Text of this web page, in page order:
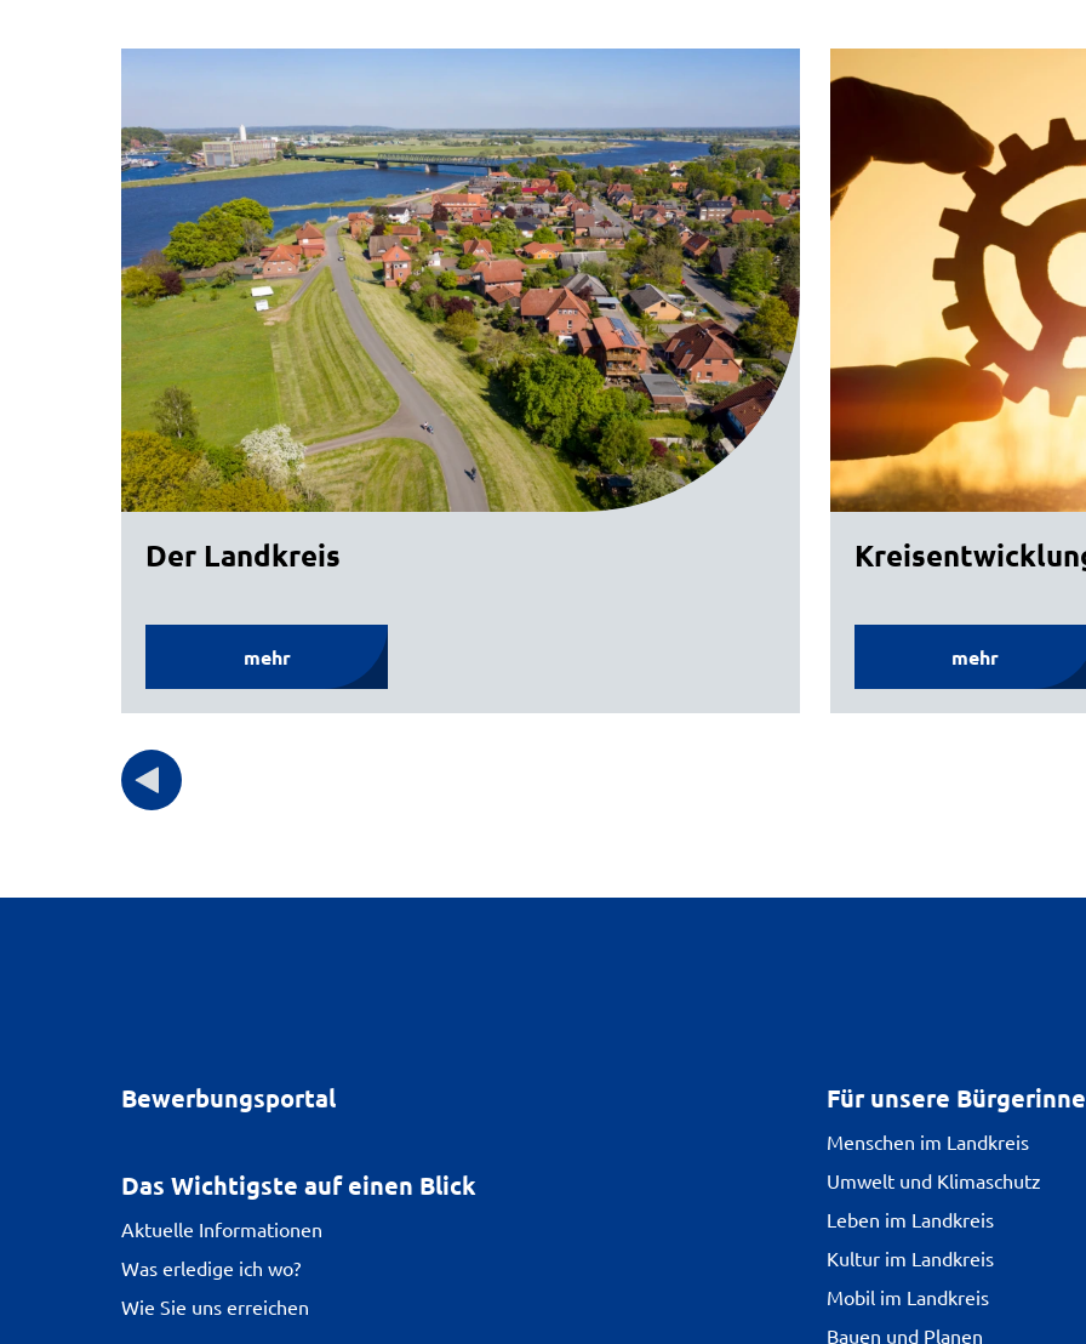
Der Landkreis
mehr mehr
Bewerbungsportal
Das Wichtigste auf einen Blick
Aktuelle Informationen
Was erledige ich wo?
Wie Sie uns erreichen
Für unsere
Menschen im Landkreis
Umwelt und Klimaschutz
Leben im Landkreis
Kultur im Landkreis
Mobil im Landkreis
Bauen und Planen